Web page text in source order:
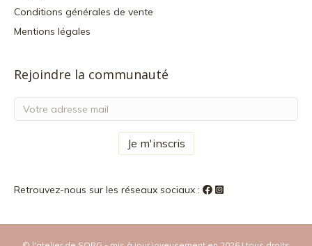
Conditions générales de vente
Mentions légales
Rejoindre la communauté
Retrouvez-nous sur les réseaux sociaux :